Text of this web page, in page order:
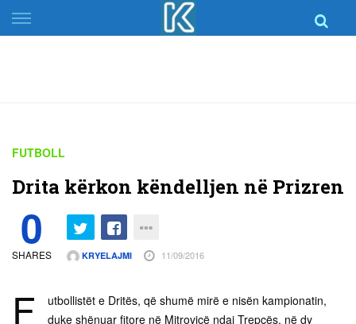
Skip
to
FUTBOLL
Drita kërkon këndelljen në Prizren
0
SHARES KRYELAJMI 11/09/2016
F
utbollistët e Dritës, që shumë mirë e nisën kampionatin,
duke shënuar fitore në Mitrovicë ndaj Trepçës, në dy